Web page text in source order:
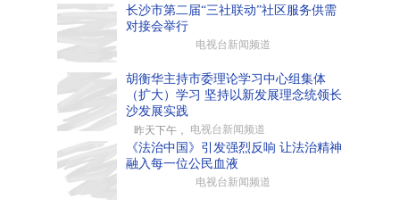
长沙市第二届“三社联动”社区服务供需
对接会举行
电视台新闻频道
胡衡华主持市委理论学习中心组集体
（扩大）学习 坚持以新发展理念统领长
沙发展实践
昨天下午， 电视台新闻频道
《法治中国》引发强烈反响 让法治精神
融入每一位公民血液
电视台新闻频道